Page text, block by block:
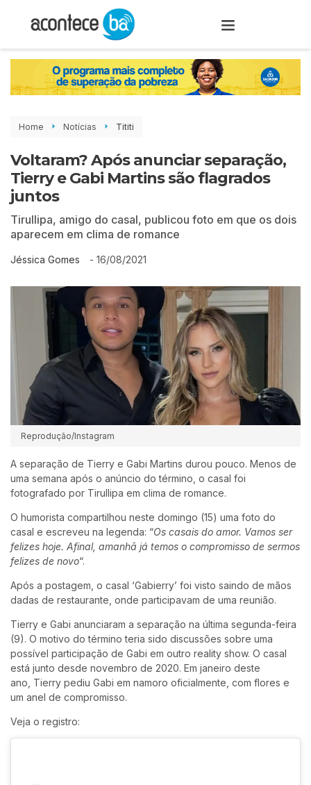
Home Notícias Tititi
Voltaram? Após anunciar separação,
Tierry e Gabi Martins são flagrados
juntos
Tirullipa, amigo do casal, publicou foto em que os dois
aparecem em clima de romance
Jéssica Gomes - 16/08/2021
Reprodução/Instagram
A separação de Tierry e Gabi Martins durou pouco. Menos de
uma semana após o anúncio do término, o casal foi
fotografado por Tirullipa em clima de romance.
O humorista compartilhou neste domingo (15) uma foto do
casal e escreveu na legenda: “Os casais do amor. Vamos ser
felizes hoje. Afinal, amanhã já temos o compromisso de sermos
felizes de novo“.
Após a postagem, o casal ‘Gabierry’ foi visto saindo de mãos
dadas de restaurante, onde participavam de uma reunião.
Tierry e Gabi anunciaram a separação na última segunda-feira
(9). O motivo do término teria sido discussões sobre uma
possível participação de Gabi em outro reality show. O casal
está junto desde novembro de 2020. Em janeiro deste
ano, Tierry pediu Gabi em namoro oficialmente, com flores e
um anel de compromisso.
Veja o registro: